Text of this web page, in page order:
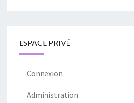
ESPACE PRIVÉ
Connexion
Administration